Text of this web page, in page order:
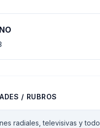
/ RUBROS
radiales, televisivas y todo